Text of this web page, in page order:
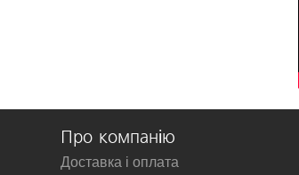
Про компанію
Доставка і оплата